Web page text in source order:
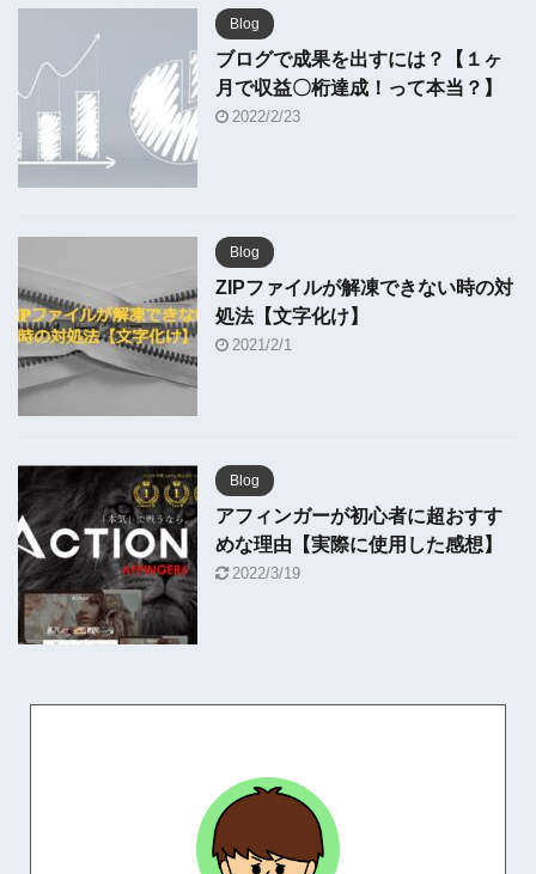
Blog
ブログで成果を出すには？【１ヶ
月で収益〇桁達成！って本当？】
2022/2/23
Blog
ZIPファイルが解凍できない時の対
処法【文字化け】
2021/2/1
Blog
アフィンガーが初心者に超おすす
めな理由【実際に使用した感想】
2022/3/19